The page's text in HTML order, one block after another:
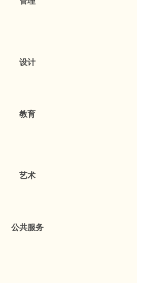
设计
教育
艺术
公共服务